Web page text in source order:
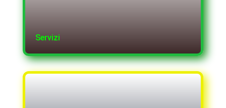
Servizi